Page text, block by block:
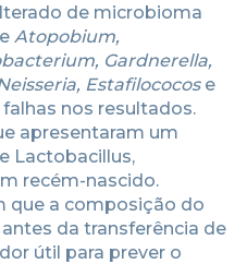
de microbioma
Atopobium,
Gardnerella,
Estafilococose
nos resultados.
apresentaram um
Lactobacillus,
recém-nascido.
que a composição do
da transferência de
útil para prever o